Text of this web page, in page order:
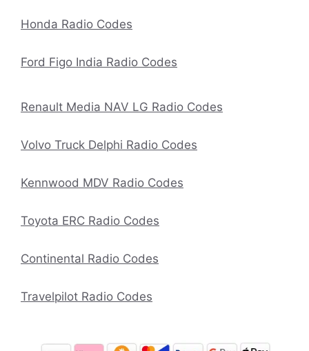
Honda Radio Codes
Ford Figo India Radio Codes
Renault Media NAV LG Radio Codes
Volvo Truck Delphi Radio Codes
Kennwood MDV Radio Codes
Toyota ERC Radio Codes
Continental Radio Codes
Travelpilot Radio Codes